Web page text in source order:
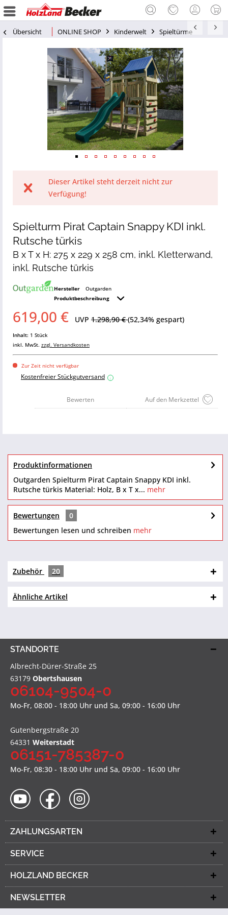
Übersicht ONLINE SHOP Kinderwelt Spieltürme
Dieser Artikel steht derzeit nicht zur
Verfügung!
Spielturm Pirat Captain Snappy KDI inkl.
Rutsche türkis
B x T x H: 275 x 229 x 258 cm, inkl. Kletterwand,
inkl. Rutsche türkis
Hersteller
Outgarden
Produktbeschreibung
619,00 € UVP 1.298,90 €(52,34% gespart)
Inhalt: 1 Stück
inkl. MwSt. zzgl. Versandkosten
Zur Zeit nicht verfügbar
Kostenfreier Stückgutversand i
Auf den Merkzettel
Bewerten
Produktinformationen
Outgarden Spielturm Pirat Captain Snappy KDI inkl.
Rutsche türkis Material: Holz, B x T x... mehr
Bewertungen
0
Bewertungen lesen und schreiben mehr
Zubehör 20
Ähnliche Artikel
STANDORTE
Albrecht-Dürer-Straße 25
63179 Obertshausen
06104-9504-0
Mo-Fr, 08:00 - 18:00 Uhr und Sa, 09:00 - 16:00 Uhr
Gutenbergstraße 20
64331 Weiterstadt
06151-785387-0
Mo-Fr, 08:30 - 18:00 Uhr und Sa, 09:00 - 16:00 Uhr
ZAHLUNGSARTEN
SERVICE
HOLZLAND BECKER
NEWSLETTER